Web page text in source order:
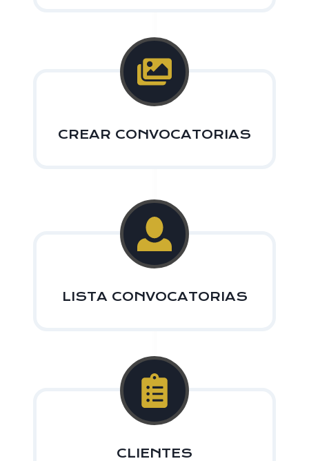
CREAR CONVOCATORIAS
LISTA CONVOCATORIAS
CLIENTES